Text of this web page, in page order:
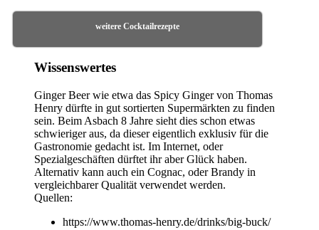
weitere Cocktailrezepte
Wissenswertes
Ginger Beer wie etwa das Spicy Ginger von Thomas
Henry dürfte in gut sortierten Supermärkten zu finden
sein. Beim Asbach 8 Jahre sieht dies schon etwas
schwieriger aus, da dieser eigentlich exklusiv für die
Gastronomie gedacht ist. Im Internet, oder
Spezialgeschäften dürftet ihr aber Glück haben.
Alternativ kann auch ein Cognac, oder Brandy in
vergleichbarer Qualität verwendet werden.
Quellen:
https://www.thomas-henry.de/drinks/big-buck/